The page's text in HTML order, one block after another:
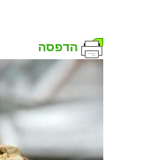
הדפסה